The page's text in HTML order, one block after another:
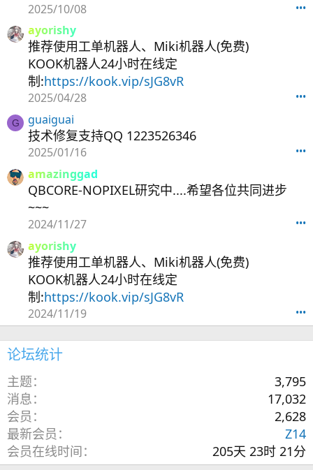
2025/10/08 •••
ayorishy
推荐使用工单机器人、Miki机器人(免费)
KOOK机器人24小时在线定
制:https://kook.vip/sJG8vR
2025/04/28 •••
G guaiguai
技术修复支持QQ 1223526346
2025/01/16 •••
amazinggad
QBCORE-NOPIXEL研究中....希望各位共同进步
~~~
2024/11/27 •••
ayorishy
推荐使用工单机器人、Miki机器人(免费)
KOOK机器人24小时在线定
制:https://kook.vip/sJG8vR
2024/11/19 •••
论坛统计
主题
3,795
消息
17,032
会员
2,628
最新会员
Z14
会员在线时间
205天 23时 21分